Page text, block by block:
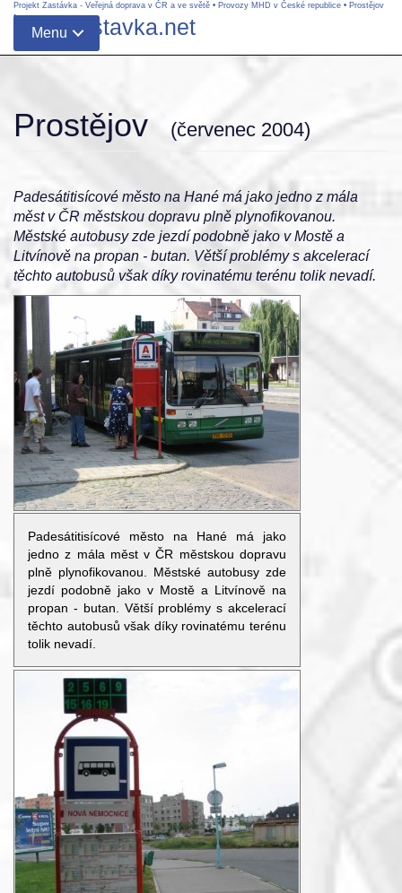
Projekt Zastávka - Veřejná doprava v ČR a ve světě • Provozy MHD v České republice • Prostějov
•
Menu
www.zastavka.net
Prostějov (červenec 2004)
Padesátitisícové město na Hané má jako jedno z mála
měst v ČR městskou dopravu plně plynofikovanou.
Městské autobusy zde jezdí podobně jako v Mostě a
Litvínově na propan - butan. Větší problémy s akcelerací
těchto autobusů však díky rovinatému terénu tolik nevadí.
Padesátitisícové město na Hané má jako
jedno z mála měst v ČR městskou dopravu
plně plynofikovanou. Městské autobusy zde
jezdí podobně jako v Mostě a Litvínově na
propan - butan. Větší problémy s akcelerací
těchto autobusů však díky rovinatému terénu
tolik nevadí.